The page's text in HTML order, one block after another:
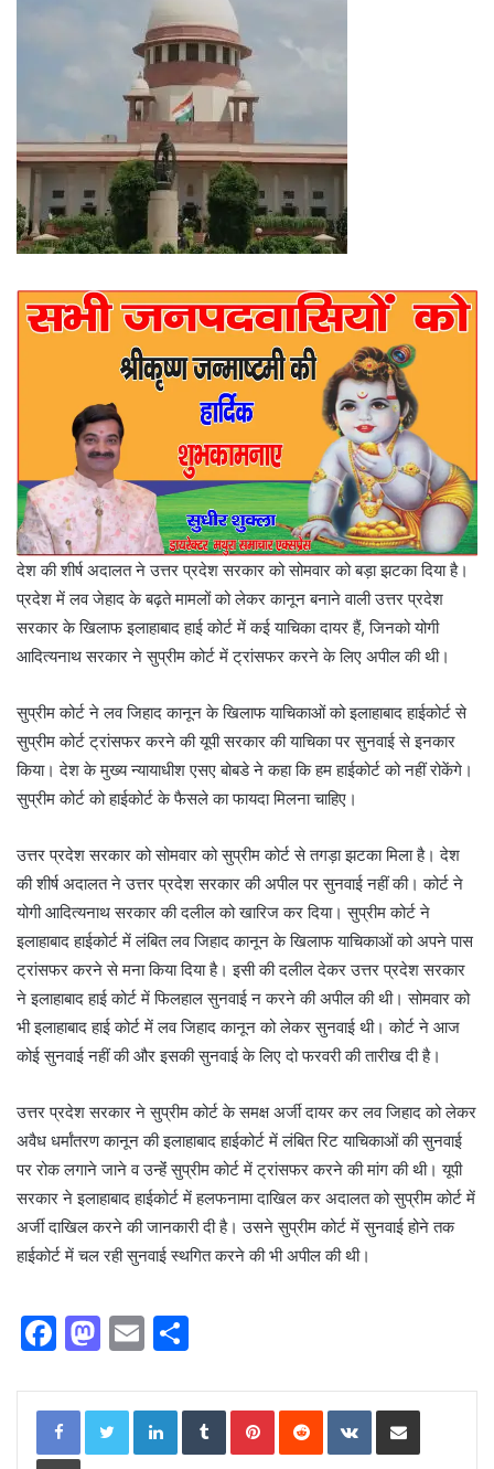
देश की शीर्ष अदालत ने उत्तर प्रदेश सरकार को सोमवार को बड़ा झटका दिया है।
प्रदेश में लव जेहाद के बढ़ते मामलों को लेकर कानून बनाने वाली उत्तर प्रदेश
सरकार के खिलाफ इलाहाबाद हाई कोर्ट में कई याचिका दायर हैं, जिनको योगी
आदित्यनाथ सरकार ने सुप्रीम कोर्ट में ट्रांसफर करने के लिए अपील की थी।
सुप्रीम कोर्ट ने लव जिहाद कानून के खिलाफ याचिकाओं को इलाहाबाद हाईकोर्ट से
सुप्रीम कोर्ट ट्रांसफर करने की यूपी सरकार की याचिका पर सुनवाई से इनकार
किया। देश के मुख्य न्यायाधीश एसए बोबडे ने कहा कि हम हाईकोर्ट को नहीं रोकेंगे।
सुप्रीम कोर्ट को हाईकोर्ट के फैसले का फायदा मिलना चाहिए।
उत्तर प्रदेश सरकार को सोमवार को सुप्रीम कोर्ट से तगड़ा झटका मिला है। देश
की शीर्ष अदालत ने उत्तर प्रदेश सरकार की अपील पर सुनवाई नहीं की। कोर्ट ने
योगी आदित्यनाथ सरकार की दलील को खारिज कर दिया। सुप्रीम कोर्ट ने
इलाहाबाद हाईकोर्ट में लंबित लव जिहाद कानून के खिलाफ याचिकाओं को अपने पास
ट्रांसफर करने से मना किया दिया है। इसी की दलील देकर उत्तर प्रदेश सरकार
ने इलाहाबाद हाई कोर्ट में फिलहाल सुनवाई न करने की अपील की थी। सोमवार को
भी इलाहाबाद हाई कोर्ट में लव जिहाद कानून को लेकर सुनवाई थी। कोर्ट ने आज
कोई सुनवाई नहीं की और इसकी सुनवाई के लिए दो फरवरी की तारीख दी है।
उत्तर प्रदेश सरकार ने सुप्रीम कोर्ट के समक्ष अर्जी दायर कर लव जिहाद को लेकर
अवैध धर्मांतरण कानून की इलाहाबाद हाईकोर्ट में लंबित रिट याचिकाओं की सुनवाई
पर रोक लगाने जाने व उन्हेंं सुप्रीम कोर्ट में ट्रांसफर करने की मांग की थी। यूपी
सरकार ने इलाहाबाद हाईकोर्ट में हलफनामा दाखिल कर अदालत को सुप्रीम कोर्ट में
अर्जी दाखिल करने की जानकारी दी है। उसने सुप्रीम कोर्ट में सुनवाई होने तक
हाईकोर्ट में चल रही सुनवाई स्थगित करने की भी अपील की थी।
F
c
e
M
st
o
E
ai
l
ar
e
LinkedInTumblrPinterestReddit VKontakteShare via Email
Print